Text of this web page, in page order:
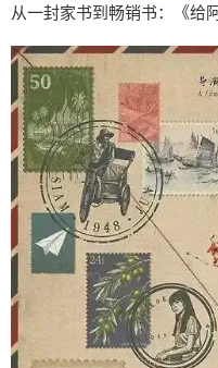
从一封家书到畅销书：《给